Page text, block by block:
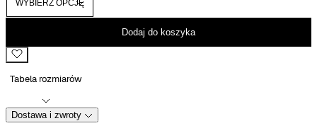
Dodaj do koszyka
Tabela rozmiarów
Dostawa i zwroty